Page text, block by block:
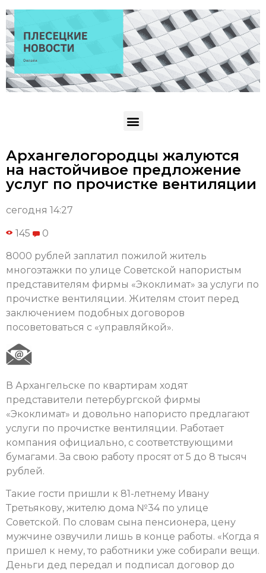
Архангелогородцы жалуются
на настойчивое предложение
услуг по прочистке вентиляции
сегодня 14:27
145 0
8000 рублей заплатил пожилой житель
многоэтажки по улице Советской напористым
представителям фирмы «Экоклимат» за услуги по
прочистке вентиляции. Жителям стоит перед
заключением подобных договоров
посоветоваться с «управляйкой».
В Архангельске по квартирам ходят
представители петербургской фирмы
«Экоклимат» и довольно напористо предлагают
услуги по прочистке вентиляции. Работает
компания официально, с соответствующими
бумагами. За свою работу просят от 5 до 8 тысяч
рублей.
Такие гости пришли к 81-летнему Ивану
Третьякову, жителю дома №34 по улице
Советской. По словам сына пенсионера, цену
мужчине озвучили лишь в конце работы. «Когда я
пришел к нему, то работники уже собирали вещи.
Деньги дед передал и подписал договор до